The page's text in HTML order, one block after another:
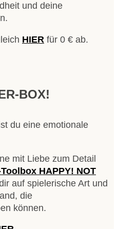
und deine
HIER für 0 € ab.
BOX!
du eine emotionale
mit Liebe zum Detail
HAPPY! NOT
auf spielerische Art und
die
können.